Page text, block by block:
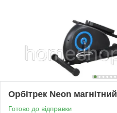
Орбітрек Neon магнітний
Готово до відправки